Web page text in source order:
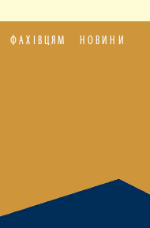
ФАХІВЦЯМ
НОВИНИ